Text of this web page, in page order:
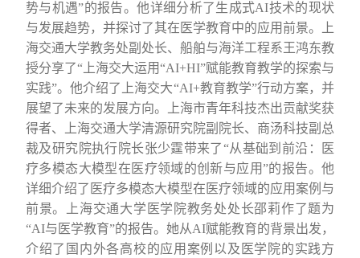
势与机遇”的报告。他详细分析了生成式AI技术的现状
与发展趋势，并探讨了其在医学教育中的应用前景。上
海交通大学教务处副处长、船舶与海洋工程系王鸿东教
授分享了“ 上海交大运用“AI+HI”赋能教育教学的探索与
实践”。他介绍了上海交大“AI+教育教学”行动方案，并
展望了未来的发展方向。
上海市青年科技杰出贡献奖获
得者、
上海交通大学清源研究院副院长、商汤科技副总
裁及研究院执行院长张少霆带来了“从基础到前沿：医
疗多模态大模型在医疗领域的创新与应用”的报告。他
详细介绍了医疗多模态大模型在医疗领域的应用案例与
前景。上海交通大学医学院教务处处长邵莉作了题为
“AI与医学教育”的报告。她从AI赋能教育的背景出发，
介绍了 国内外各高校的应用案例 以及 医学院的实践方